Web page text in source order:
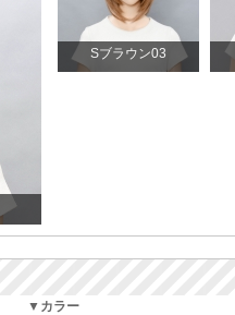
Sブラウン03
▼カラー